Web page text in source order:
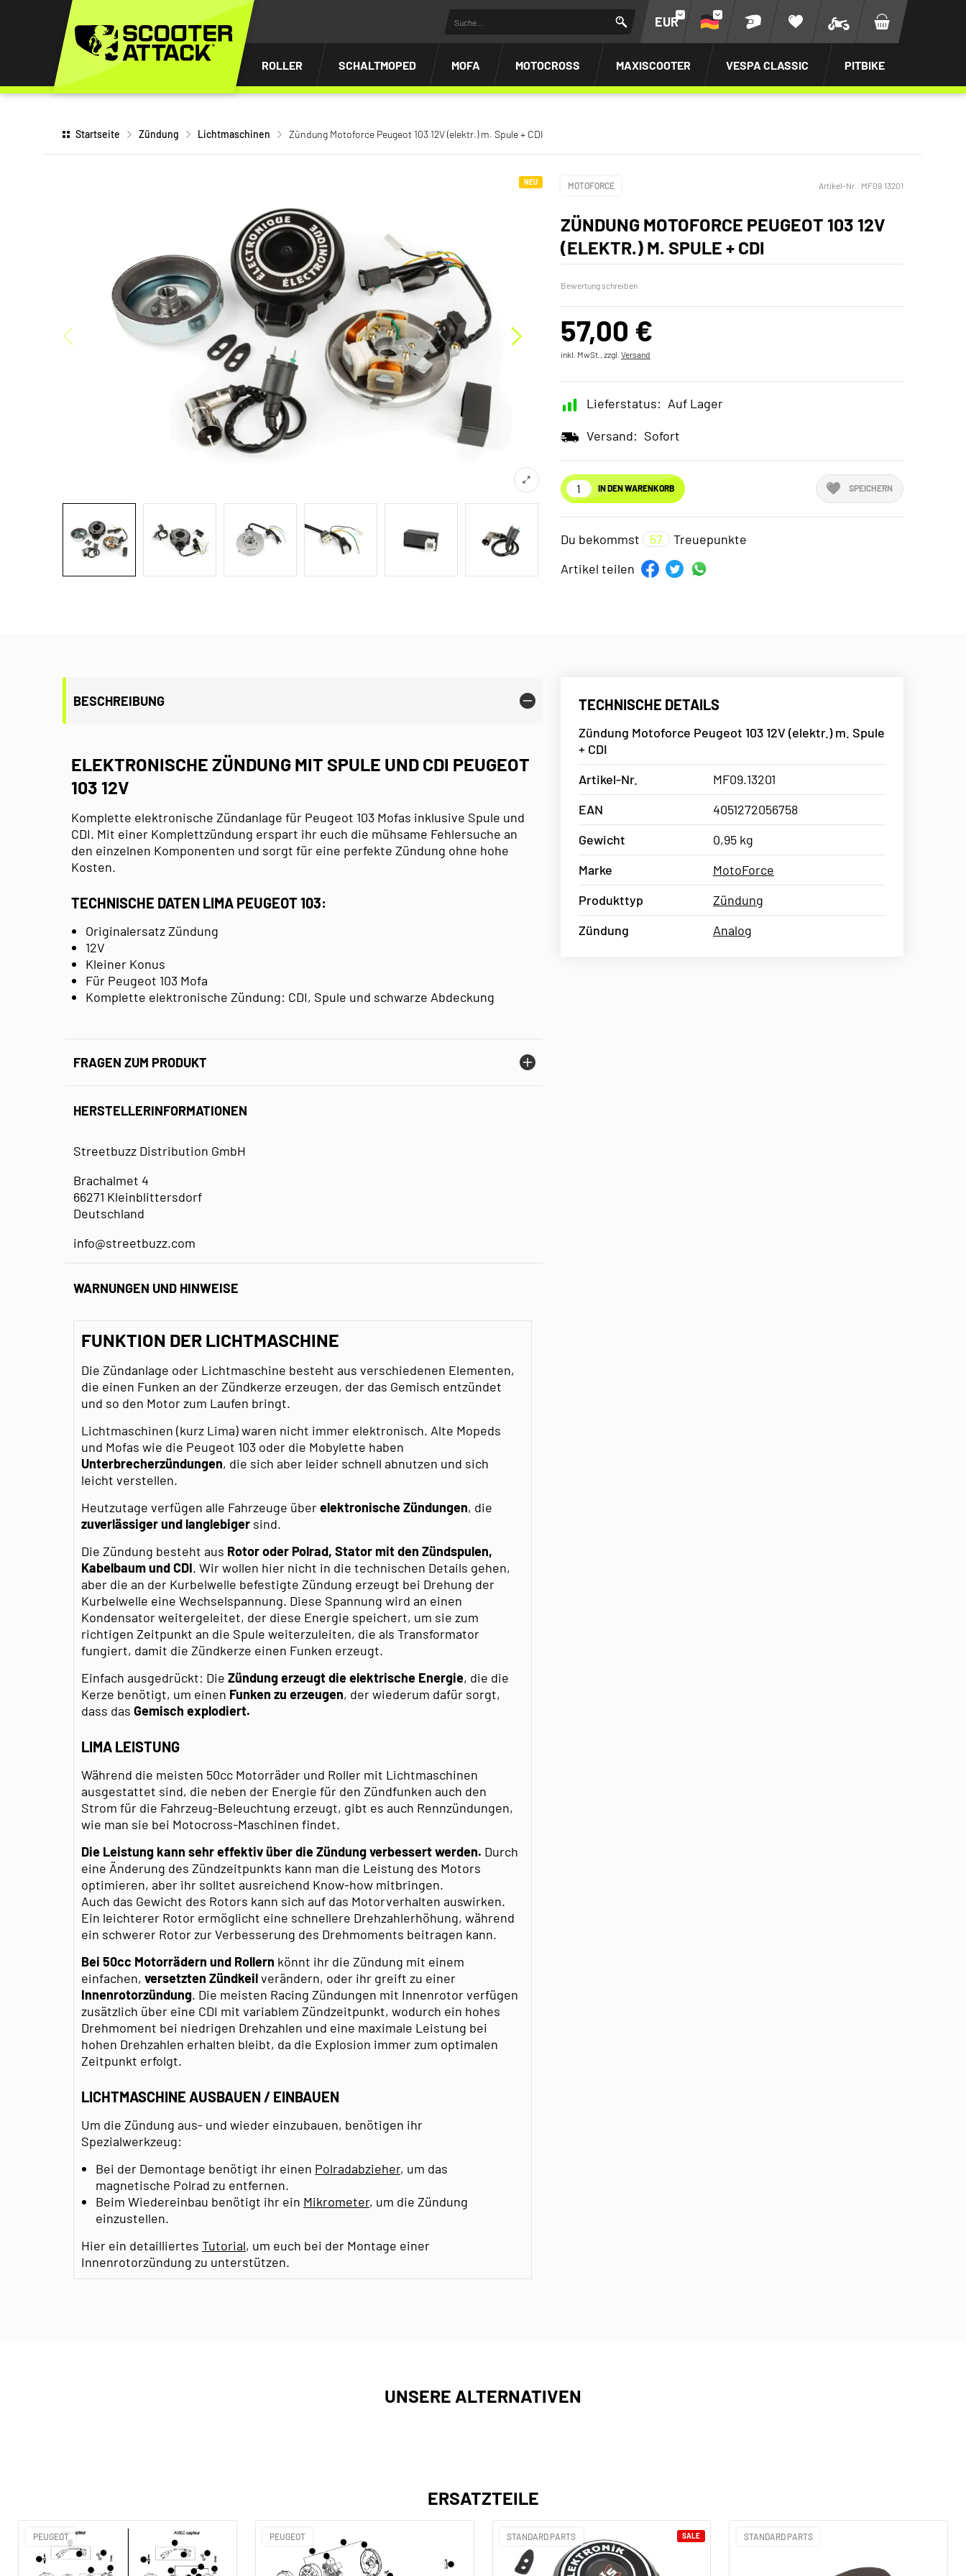
EUR
ROLLER SCHALTMOPED MOFA MOTOCROSS MAXISCOOTER VESPA CLASSIC PITBIKE
Startseite Zündung Lichtmaschinen Zündung Motoforce Peugeot 103 12V (elektr.) m. Spule + CDI
NEU MOTOFORCE Artikel-Nr.: MF09.13201
ZÜNDUNG MOTOFORCE PEUGEOT 103 12V
(ELEKTR.) M. SPULE + CDI
Bewertung schreiben
57,00 €
inkl. MwSt., zzgl. Versand
Lieferstatus: Auf Lager
Versand: Sofort
IN DEN WARENKORB SPEICHERN
Du bekommst 57
Treuepunkte
Artikel teilen
BESCHREIBUNG
ELEKTRONISCHE ZÜNDUNG MIT SPULE UND CDI PEUGEOT
103 12V
Komplette elektronische Zündanlage für Peugeot 103 Mofas inklusive Spule und
CDI. Mit einer Komplettzündung erspart ihr euch die mühsame Fehlersuche an
den einzelnen Komponenten und sorgt für eine perfekte Zündung ohne hohe
Kosten.
TECHNISCHE DATEN LIMA PEUGEOT 103:
Originalersatz Zündung
12V
Kleiner Konus
Für Peugeot 103 Mofa
Komplette elektronische Zündung: CDI, Spule und schwarze Abdeckung
FRAGEN ZUM PRODUKT
HERSTELLERINFORMATIONEN
Streetbuzz Distribution GmbH
Brachalmet 4
66271 Kleinblittersdorf
Deutschland
info@streetbuzz.com
WARNUNGEN UND HINWEISE
FUNKTION DER LICHTMASCHINE
Die Zündanlage oder Lichtmaschine besteht aus verschiedenen Elementen,
die einen Funken an der Zündkerze erzeugen, der das Gemisch entzündet
und so den Motor zum Laufen bringt.
Lichtmaschinen (kurz Lima) waren nicht immer elektronisch. Alte Mopeds
und Mofas wie die Peugeot 103 oder die Mobylette haben
Unterbrecherzündungen, die sich aber leider schnell abnutzen und sich
leicht verstellen.
Heutzutage verfügen alle Fahrzeuge überelektronische Zündungen, die
zuverlässiger und langlebiger sind.
Die Zündung besteht aus Rotor oder Polrad, Stator mit den Zündspulen,
Kabelbaum und CDI. Wir wollen hier nicht in die technischen Details gehen,
aber die an der Kurbelwelle befestigte Zündung erzeugt bei Drehung der
Kurbelwelle eine Wechselspannung. Diese Spannung wird an einen
Kondensator weitergeleitet, der diese Energie speichert, um sie zum
richtigen Zeitpunkt an die Spule weiterzuleiten, die als Transformator
fungiert, damit die Zündkerze einen Funken erzeugt.
Einfach ausgedrückt: Die Zündung erzeugt die elektrische Energie, die die
Kerze benötigt, um einen Funken zu erzeugen, der wiederum dafür sorgt,
dass das Gemisch explodiert.
LIMA LEISTUNG
Während die meisten 50cc Motorräder und Roller mit Lichtmaschinen
ausgestattet sind, die neben der Energie für den Zündfunken auch den
Strom für die Fahrzeug-Beleuchtung erzeugt, gibt es auch Rennzündungen,
wie man sie bei Motocross-Maschinen findet.
Die Leistung kann sehr effektiv über die Zündung verbessert werden. Durch
eine Änderung des Zündzeitpunkts kann man die Leistung des Motors
optimieren, aber ihr solltet ausreichend Know-how mitbringen.
Auch das Gewicht des Rotors kann sich auf das Motorverhalten auswirken.
Ein leichterer Rotor ermöglicht eine schnellere Drehzahlerhöhung, während
ein schwerer Rotor zur Verbesserung des Drehmoments beitragen kann.
Bei 50cc Motorrädern und Rollern könnt ihr die Zündung mit einem
einfachen, versetzten Zündkeilverändern, oder ihr greift zu einer
Innenrotorzündung. Die meisten Racing Zündungen mit Innenrotor verfügen
zusätzlich über eine CDI mit variablem Zündzeitpunkt, wodurch ein hohes
Drehmoment bei niedrigen Drehzahlen und eine maximale Leistung bei
hohen Drehzahlen erhalten bleibt, da die Explosion immer zum optimalen
Zeitpunkt erfolgt.
LICHTMASCHINE AUSBAUEN / EINBAUEN
Um die Zündung aus- und wieder einzubauen, benötigen ihr
Spezialwerkzeug:
Bei der Demontage benötigt ihr einen Polradabzieher, um das
magnetische Polrad zu entfernen.
Beim Wiedereinbau benötigt ihr ein Mikrometer, um die Zündung
einzustellen.
Hier ein detailliertes Tutorial, um euch bei der Montage einer
Innenrotorzündung zu unterstützen.
TECHNISCHE DETAILS
Zündung Motoforce Peugeot 103 12V (elektr.) m. Spule
+ CDI
Artikel-Nr.
MF09.13201
EAN
4051272056758
Gewicht
0,95 kg
Marke
MotoForce
Produkttyp
Zündung
Zündung
Analog
UNSERE ALTERNATIVEN
ERSATZTEILE
PEUGEOT PEUGEOT STANDARD PARTS SALE STANDARD PARTS